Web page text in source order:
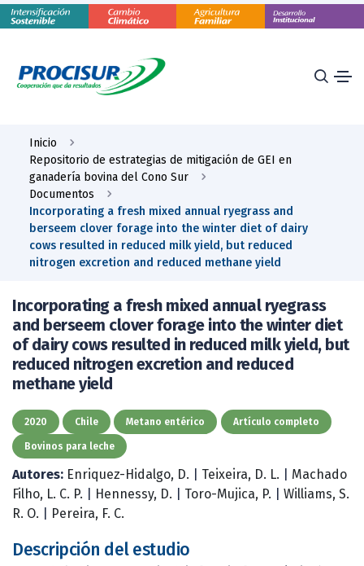
Inicio
Repositorio de estrategias de mitigación de GEI en
ganadería bovina del Cono Sur
Documentos
Incorporating a fresh mixed annual ryegrass and
berseem clover forage into the winter diet of dairy
cows resulted in reduced milk yield, but reduced
nitrogen excretion and reduced methane yield
Incorporating a fresh mixed annual ryegrass
and berseem clover forage into the winter diet
of dairy cows resulted in reduced milk yield, but
reduced nitrogen excretion and reduced
methane yield
2020 Chile Metano entérico Artículo completo
Bovinos para leche
Autores: Enriquez-Hidalgo, D. Teixeira, D. L.
Machado
Filho, L. C. P.
Hennessy, D. Toro-Mujica, P.
Williams, S.
R. O.
Pereira, F. C.
Descripción del estudio